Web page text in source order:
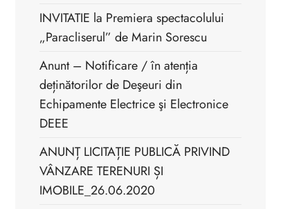
INVITATIE la Premiera spectacolului
„Paracliserul” de Marin Sorescu
Anunt – Notificare / în atenția
deținătorilor de Deşeuri din
Echipamente Electrice şi Electronice
DEEE
ANUNȚ LICITAȚIE PUBLICĂ PRIVIND
VÂNZARE TERENURI ȘI
IMOBILE_26.06.2020